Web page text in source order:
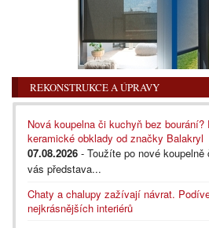
REKONSTRUKCE A ÚPRAVY
Nová koupelna či kuchyň bez bourání?
keramické obklady od značky Balakryl
07.08.2026 - Toužíte po nové
vás představa...
Chaty a chalupy zažívají návrat.
nejkrásnějších interiérů